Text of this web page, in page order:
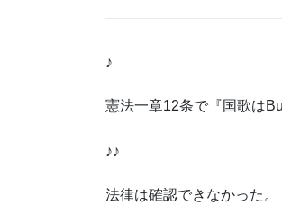
♪
憲法一章12条で『国歌は
♪♪
法律は確認できなかった。